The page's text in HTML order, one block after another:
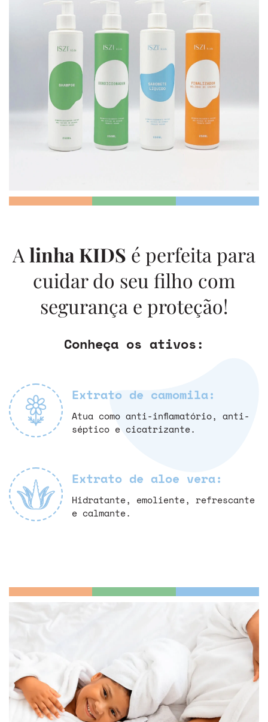
A linha KIDS é perfeita para
cuidar do seu filho com
segurança e proteção!
Conheça os ativos:
Extrato de camomila:
Atua como anti-inflamatório, anti-
séptico e cicatrizante.
Extrato de aloe vera:
Hidratante, emoliente, refrescante
e calmante.